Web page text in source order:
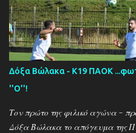
''Ο'' που βρέθηκε στο γήπεδο του
κάνουν οι κ.κ. Σαρακασίδης
Χρόνης (τεχνικός διευθυντής)
Βουτσινάς και Ηλίας Σταμπουλής!
Δόξα Βώλακα - Κ19 ΠΑΟΚ
''Ο''!
Τον πρώτο της φιλικό αγώνα -
Δόξα Βώλακα το απόγευμα της